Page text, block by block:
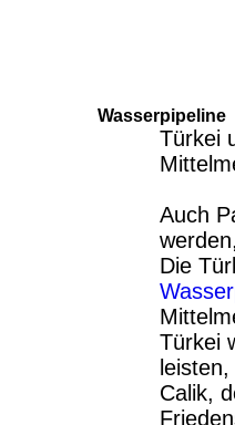
Wasserpipeline
Türkei
Auch
Die
Türkei
Calik,